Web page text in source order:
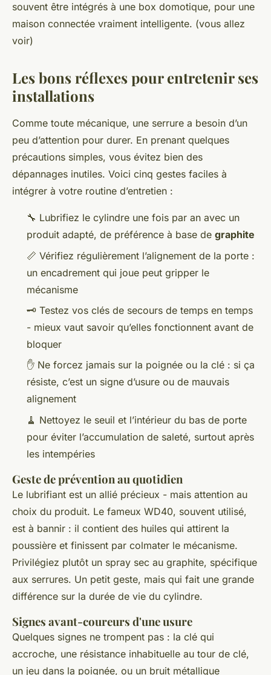
souvent être intégrés à une box domotique, pour une
maison connectée vraiment intelligente. (vous allez
voir)
Les bons réflexes pour entretenir ses
installations
Comme toute mécanique, une serrure a besoin d’un
peu d’attention pour durer. En prenant quelques
précautions simples, vous évitez bien des
dépannages inutiles. Voici cinq gestes faciles à
intégrer à votre routine d’entretien :
🔧 Lubrifiez le cylindre une fois par an avec un
produit adapté, de préférence à base de graphite
📏 Vérifiez régulièrement l’alignement de la porte :
un encadrement qui joue peut gripper le
mécanisme
🗝️ Testez vos clés de secours de temps en temps
- mieux vaut savoir qu’elles fonctionnent avant de
bloquer
✋ Ne forcez jamais sur la poignée ou la clé : si ça
résiste, c’est un signe d’usure ou de mauvais
alignement
🧹 Nettoyez le seuil et l’intérieur du bas de porte
pour éviter l’accumulation de saleté, surtout après
les intempéries
Geste de prévention au quotidien
Le lubrifiant est un allié précieux - mais attention au
choix du produit. Le fameux WD40, souvent utilisé,
est à bannir : il contient des huiles qui attirent la
poussière et finissent par colmater le mécanisme.
Privilégiez plutôt un spray sec au graphite, spécifique
aux serrures. Un petit geste, mais qui fait une grande
différence sur la durée de vie du cylindre.
Signes avant-coureurs d'une usure
Quelques signes ne trompent pas : la clé qui
accroche, une résistance inhabituelle au tour de clé,
un jeu dans la poignée, ou un bruit métallique